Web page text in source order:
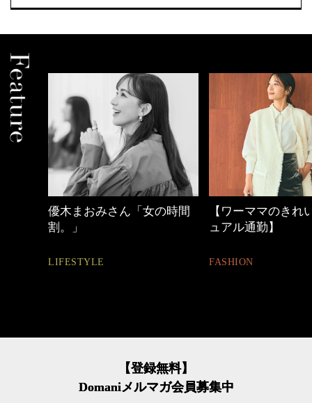
優木まおみさん「女の時間
割。」
LIFESTYLE
【ワーママのきれ
ュアル通勤】
FASHION
【登録無料】
Domaniメルマガ会員募集中